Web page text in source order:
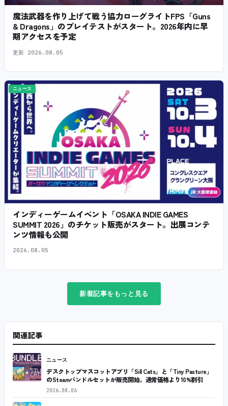
魔法武器を作り上げて戦う協力ローグライトFPS「Guns
& Dragons」のプレイテストがスタート。2026年内に早
期アクセスを予定
更新 2026.08.05
ニュース
インディーゲームイベント「OSAKA INDIE GAMES
SUMMIT 2026」のチケット販売がスタート。出展コンテ
ンツ情報も公開
2026.08.05
新着記事をもっと見る
関連記事
ニュース
デスクトップマスコットアプリ「Sill Cats」と「Tiny Pasture」
のSteamバンドルセットが販売開始。通常価格より10%割引
2026.08.06